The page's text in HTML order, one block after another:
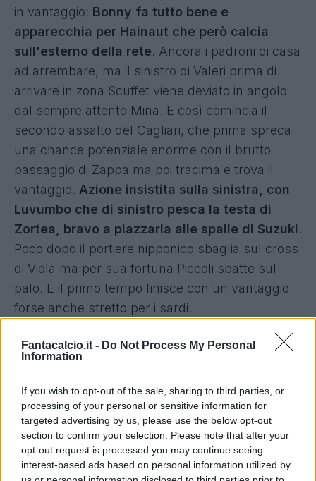
Fantacalcio.it - Do Not Process My Personal
Information
If you wish to opt-out of the sale, sharing to third parties, or
processing of your personal or sensitive information for
targeted advertising by us, please use the below opt-out
section to confirm your selection. Please note that after your
opt-out request is processed you may continue seeing
interest-based ads based on personal information utilized by
in vantaggio; Bonny fa tutto bene e
apparecchia per Hainaut che però calcia
sull'esterno della rete. Ancora i padroni di casa
ad arrembare, ma il sinistro di Valeri prima di
arrivare in zona Scuffet viene deviato in angolo
dal sempre attento Mina. E così comincia il
secondo assalto del Cagliari, che prima spreca
una chance potenziale enorme con il brutto
passaggio di Zappa ma poi tracima e trova il
vantaggio. Azione insistita sulla sinistra, con
Luvumbo che di sinistro pesca la testa di
Zortea, bravo a piazzarla alle spalle di Suzuki.
Poco dopo il portiere nipponico sbaglia sul cross
di Viola ma per sua fortuna Piccoli sbatte sul
palo. E il primo tempo finisce con un vantaggio
forse anche stretto per i sardi.
Parma - Cagliari 2-3, la cronaca del
secondo tempo
Pecchia ricomincia la gara con Coulibaly e
Almqvist per Valeri e Mihaila, ma è ancora il
Cagliari a squillare. Poi è Man ad accendersi.
rumeno prima scalda i guantoni di Scuffet,
poi va a centimetri dal pari su lancio